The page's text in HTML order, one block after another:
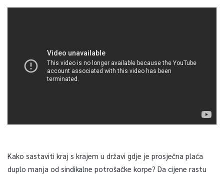
Kako sastaviti kraj s krajem u državi gdje je prosječna plaća
duplo manja od sindikalne potrošačke korpe? Da cijene rastu